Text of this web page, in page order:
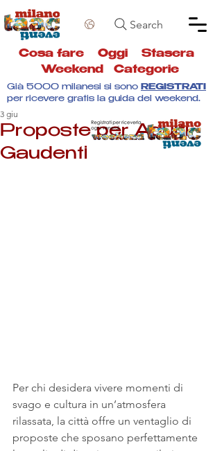
Search
Cosa fare Oggi Stasera
Weekend
Categorie
Già 5000 milanesi si sono REGISTRATI
per ricevere gratis la guida del weekend.
Proposte per Adulti
Gaudenti
3 giu
Per chi desidera vivere momenti di
svago e cultura in un’atmosfera
rilassata, la città offre un ventaglio di
proposte che sposano perfettamente